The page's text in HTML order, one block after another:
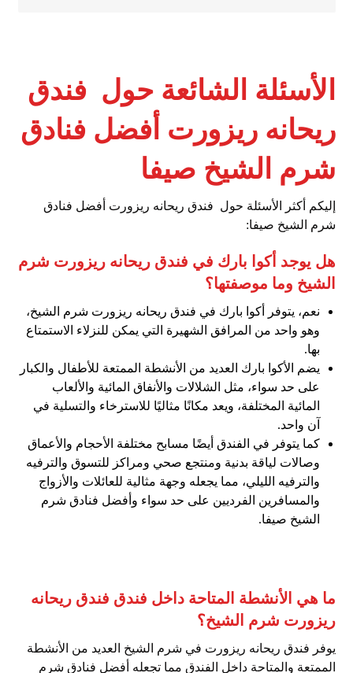
الأسئلة الشائعة حول فندق
ريحانه ريزورت أفضل فنادق
شرم الشيخ صيفا
إليكم أكثر الأسئلة حول فندق ريحانه ريزورت أفضل فنادق
شرم الشيخ صيفا:
هل يوجد أكوا بارك في فندق ريحانه ريزورت شرم
الشيخ وما موصفتها؟
نعم، يتوفر أكوا بارك في فندق ريحانه ريزورت شرم الشيخ،
وهو واحد من المرافق الشهيرة التي يمكن للنزلاء الاستمتاع
بها.
يضم الأكوا بارك العديد من الأنشطة الممتعة للأطفال والكبار
على حد سواء، مثل الشلالات والأنفاق المائية والألعاب
المائية المختلفة، ويعد مكانًا مثاليًا للاسترخاء والتسلية في
آن واحد.
كما يتوفر في الفندق أيضًا مسابح مختلفة الأحجام والأعماق
وصالات لياقة بدنية ومنتجع صحي ومراكز للتسوق والترفيه
والترفيه الليلي، مما يجعله وجهة مثالية للعائلات والأزواج
والمسافرين الفرديين على حد سواء وأفضل فنادق شرم
الشيخ صيفا.
ما هي الأنشطة المتاحة داخل فندق فندق ريحانه
ريزورت شرم الشيخ؟
يوفر فندق ريحانه ريزورت في شرم الشيخ العديد من الأنشطة
الممتعة والمتاحة داخل الفندق مما تجعله أفضل فنادق شرم